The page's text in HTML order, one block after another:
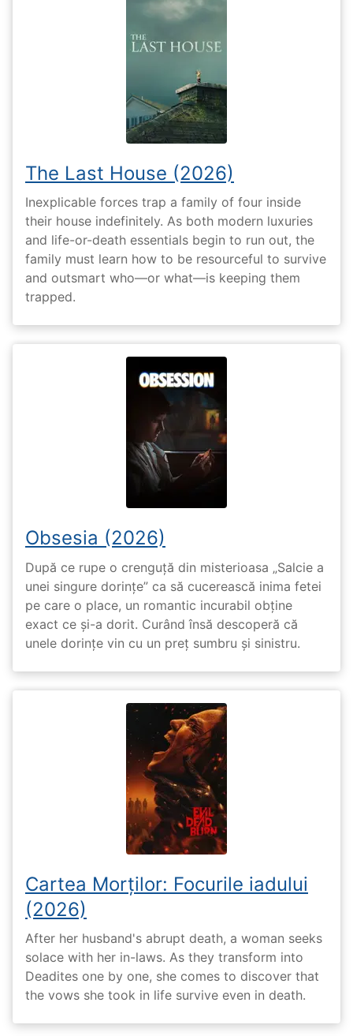
The Last House (2026)
Inexplicable forces trap a family of four inside
their house indefinitely. As both modern luxuries
and life-or-death essentials begin to run out, the
family must learn how to be resourceful to survive
and outsmart who—or what—is keeping them
trapped.
Obsesia (2026)
După ce rupe o crenguță din misterioasa „Salcie a
unei singure dorințe” ca să cucerească inima fetei
pe care o place, un romantic incurabil obține
exact ce și-a dorit. Curând însă descoperă că
unele dorințe vin cu un preț sumbru și sinistru.
Cartea Morților: Focurile iadului
(2026)
After her husband's abrupt death, a woman seeks
solace with her in-laws. As they transform into
Deadites one by one, she comes to discover that
the vows she took in life survive even in death.